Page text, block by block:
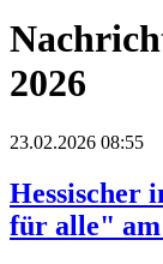
2026
23.02.2026 08:55
Hessischer
für alle"